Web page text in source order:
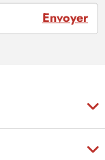
Envoyer